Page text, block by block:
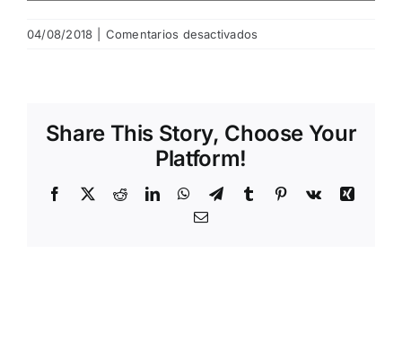
04/08/2018 Comentarios desactivados
Share This Story, Choose Your
Platform!
Facebook
X RedditLinkedInWhatsApp
TelegramTumblr Pinterest
Vk
Xing
Email